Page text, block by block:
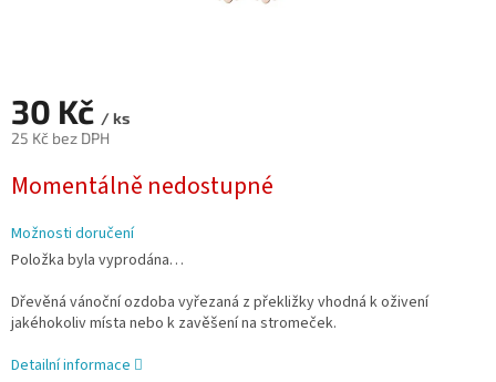
30 Kč / ks
25 Kč bez DPH
cena:
Momentálně nedostupné
Možnosti doručení
Položka byla vyprodána…
Dřevěná vánoční ozdoba vyřezaná z překližky vhodná k oživení
jakéhokoliv místa nebo k zavěšení na stromeček.
Detailní informace